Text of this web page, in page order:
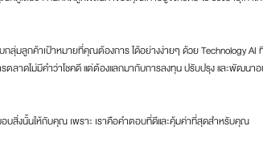
ลูกค้าเป้าหมายที่คุณต้องการ ได้อย่างง่ายๆ ด้วย Technology
รตลาดไม่มีคำว่าโชคดี แต่ต้องแลกมากับการลงทุน ปรับปรุง และพัฒนา
บสิ่งนั้นให้กับคุณ เพราะ เราคือคำตอบที่ดีและคุ้มค่าที่สุดสำหรับคุณ